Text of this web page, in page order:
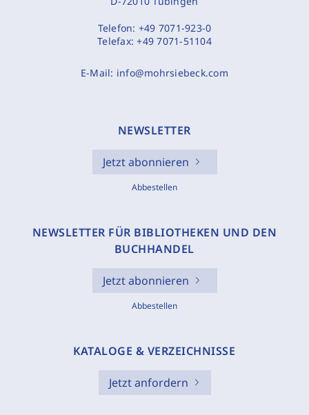
Telefon: +49 7071-923-0
Telefax:+49 7071-51104
E-Mail: info@mohrsiebeck.com
NEWSLETTER
Jetzt abonnieren
Abbestellen
NEWSLETTER FÜR BIBLIOTHEKEN UND DEN
BUCHHANDEL
Jetzt abonnieren
Abbestellen
KATALOGE & VERZEICHNISSE
Jetzt anfordern